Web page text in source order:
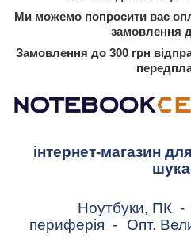
Ми можемо попросити вас
замовлення
Замовлення до 300 грн
інтернет-магазин
Ноутбуки, ПК -
периферія - Опт.